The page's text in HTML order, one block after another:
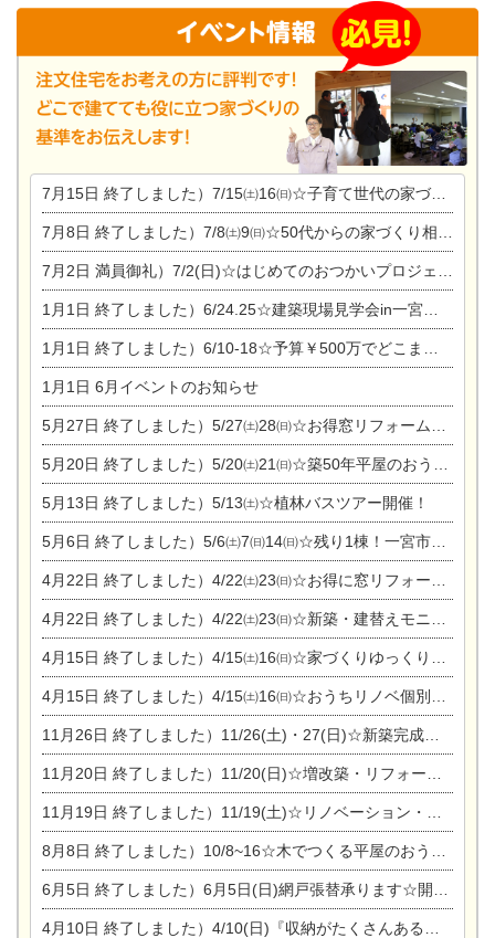
7月15日 終了しました）7/15㈯16㈰☆子育て世代の家づくり相談会
7月8日 終了しました）7/8㈯9㈰☆50代からの家づくり相談会
7月2日 満員御礼）7/2(日)☆はじめてのおつかいプロジェクト
1月1日 終了しました）6/24.25☆建築現場見学会in一宮市木曽川町
1月1日 終了しました）6/10-18☆予算￥500万でどこまでできるの？リフォーム相談会
1月1日 6月イベントのお知らせ
5月27日 終了しました）5/27㈯28㈰☆お得窓リフォーム個別相談会
5月20日 終了しました）5/20㈯21㈰☆築50年平屋のおうちリノベーション完成見学会
5月13日 終了しました）5/13㈯☆植林バスツアー開催！
5月6日 終了しました）5/6㈯7㈰14㈰☆残り1棟！一宮市限定モニター募集相談会(新築・建替え)
4月22日 終了しました）4/22㈯23㈰☆お得に窓リフォーム個別相談会
4月22日 終了しました）4/22㈯23㈰☆新築・建替えモニター募集個別相談会
4月15日 終了しました）4/15㈯16㈰☆家づくりゆっくりじっくり個別相談会
4月15日 終了しました）4/15㈯16㈰☆おうちリノベ個別相談会
11月26日 終了しました）11/26(土)・27(日)☆新築完成見学会 in一宮市あずら
11月20日 終了しました）11/20(日)☆増改築・リフォームまつり＆秋の味覚まつり＆芸術祭
11月19日 終了しました）11/19(土)☆リノベーション・家の修理まつり＆増改築・リフォームまつりin扶桑ゴルフ
8月8日 終了しました）10/8~16☆木でつくる平屋のおうちのつくり方【完全予約制】
6月5日 終了しました）6月5日(日)網戸張替承ります☆開催！
4月10日 終了しました）4/10(日)『収納がたくさんあるおうち現場見学会』